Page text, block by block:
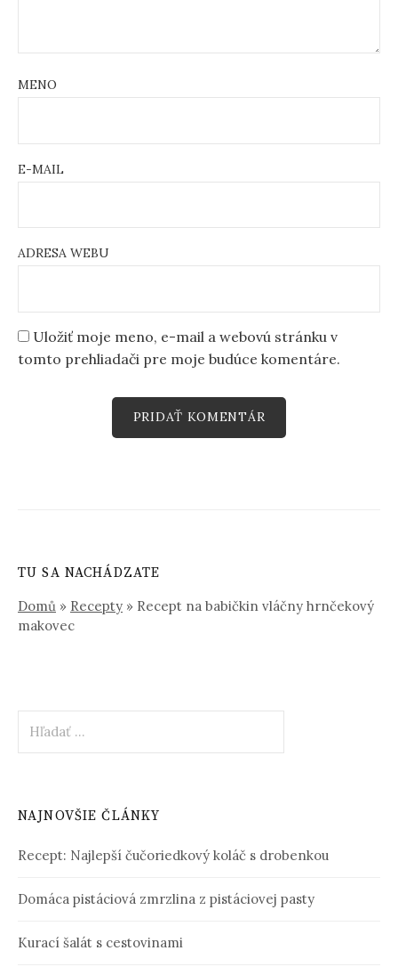
MENO
E-MAIL
ADRESA WEBU
Uložiť moje meno, e-mail a webovú stránku v
tomto prehliadači pre moje budúce komentáre.
TU SA NACHÁDZATE
Domů » Recepty » Recept na babičkin vláčny hrnčekový
makovec
NAJNOVŠIE ČLÁNKY
Recept: Najlepší čučoriedkový koláč s drobenkou
Domáca pistáciová zmrzlina z pistáciovej pasty
Kurací šalát s cestovinami